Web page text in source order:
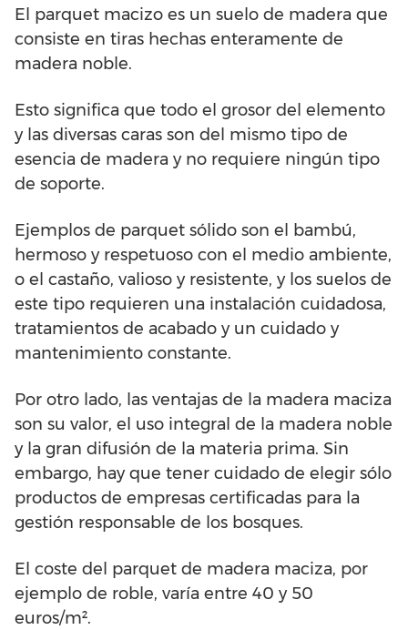
El parquet macizo es un suelo de madera que
consiste en tiras hechas enteramente de
madera noble.
Esto significa que todo el grosor del elemento
y las diversas caras son del mismo tipo de
esencia de madera y no requiere ningún tipo
de soporte.
Ejemplos de parquet sólido son el bambú,
hermoso y respetuoso con el medio ambiente,
o el castaño, valioso y resistente, y los suelos de
este tipo requieren una instalación cuidadosa,
tratamientos de acabado y un cuidado y
mantenimiento constante.
Por otro lado, las ventajas de la madera maciza
son su valor, el uso integral de la madera noble
y la gran difusión de la materia prima. Sin
embargo, hay que tener cuidado de elegir sólo
productos de empresas certificadas para la
gestión responsable de los bosques.
El coste del parquet de madera maciza, por
ejemplo de roble, varía entre 40 y 50
euros/m².